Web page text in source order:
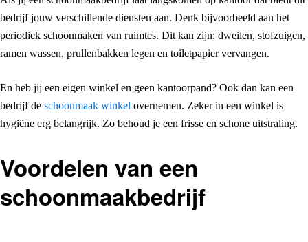
bedrijf jouw verschillende diensten aan. Denk bijvoorbeeld aan het
periodiek schoonmaken van ruimtes. Dit kan zijn: dweilen, stofzuigen,
ramen wassen, prullenbakken legen en toiletpapier vervangen.
En heb jij een eigen winkel en geen kantoorpand? Ook dan kan een
bedrijf de schoonmaak winkel overnemen. Zeker in een winkel is
hygiëne erg belangrijk. Zo behoud je een frisse en schone uitstraling.
Voordelen van een
schoonmaakbedrijf